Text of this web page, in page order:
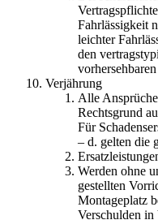
Fahrlässigkeit
leichter
den
Verjährung
Alle
Rechtsgrund
Für
– d. gelten die
Werden ohne
gestellten
Montageplatz
Verschulden in